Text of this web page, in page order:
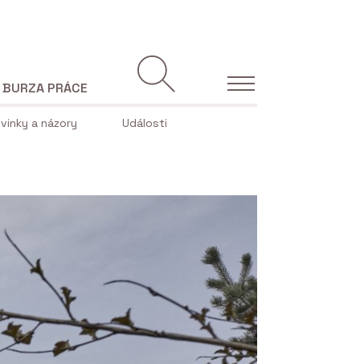
a názory Události
BURZA PRÁCE